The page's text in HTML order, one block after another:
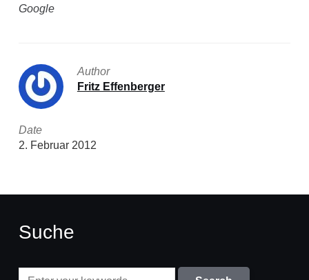
Google
Author
Fritz Effenberger
Date
2. Februar 2012
Suche